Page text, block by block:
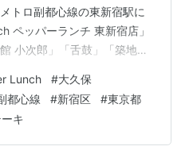
トロ副都心線の東新宿駅に
ペッパーランチ 東新宿店」
小次郎」「舌鼓」「築地市
ロイヤルホスト」
ります。
mori…
Lunch #大久保
都心線 #新宿区 #東京都
キ